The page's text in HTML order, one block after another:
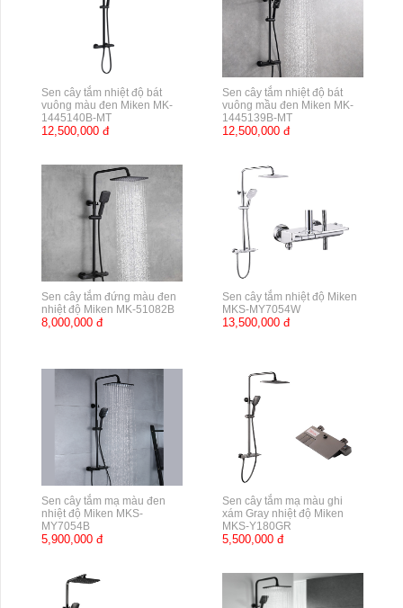
Sen cây tắm nhiệt độ bát
vuông màu đen Miken MK-
1445140B-MT
12,500,000 đ
Sen cây tắm nhiệt độ bát
vuông mầu đen Miken MK-
1445139B-MT
12,500,000 đ
Sen cây tắm đứng màu đen
nhiệt độ Miken MK-51082B
8,000,000 đ
Sen cây tắm nhiệt độ Miken
MKS-MY7054W
13,500,000 đ
Sen cây tắm mạ màu đen
nhiệt độ Miken MKS-
MY7054B
5,900,000 đ
Sen cây tắm mạ màu ghi
xám Gray nhiệt độ Miken
MKS-Y180GR
5,500,000 đ